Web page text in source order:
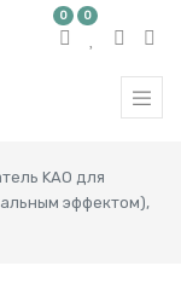
0 0
KAO для
эффектом),